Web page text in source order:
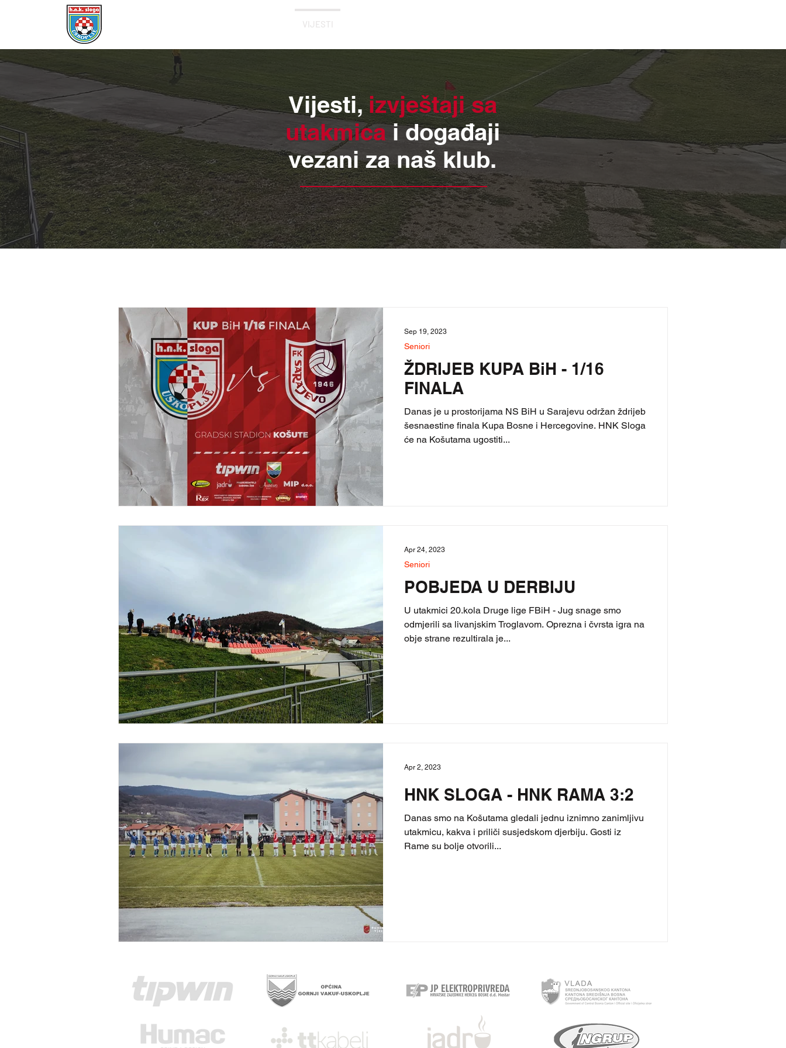
VIJESTI
Vijesti, izvještaji sa
utakmica i događaji
vezani za naš klub.
ŽDRIJEB KUPA BiH - 1/16
FINALA
Danas je u prostorijama NS BiH u Sarajevu održan ždrijeb
šesnaestine finala Kupa Bosne i Hercegovine. HNK Sloga
će na Košutama ugostiti...
Seniori
Sep 19, 2023
POBJEDA U DERBIJU
U utakmici 20.kola Druge lige FBiH - Jug snage smo
odmjerili sa livanjskim Troglavom. Oprezna i čvrsta igra na
obje strane rezultirala je...
Seniori
Apr 24, 2023
HNK SLOGA - HNK RAMA 3:2
Danas smo na Košutama gledali jednu iznimno zanimljivu
utakmicu, kakva i priliči susjedskom djerbiju. Gosti iz
Rame su bolje otvorili...
Apr 2, 2023